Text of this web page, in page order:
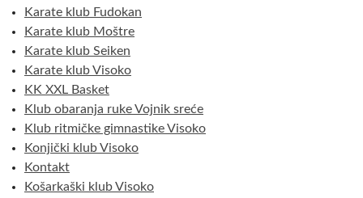
Karate klub Fudokan
Karate klub Moštre
Karate klub Seiken
Karate klub Visoko
KK XXL Basket
Klub obaranja ruke Vojnik sreće
Klub ritmičke gimnastike Visoko
Konjički klub Visoko
Kontakt
Košarkaški klub Visoko